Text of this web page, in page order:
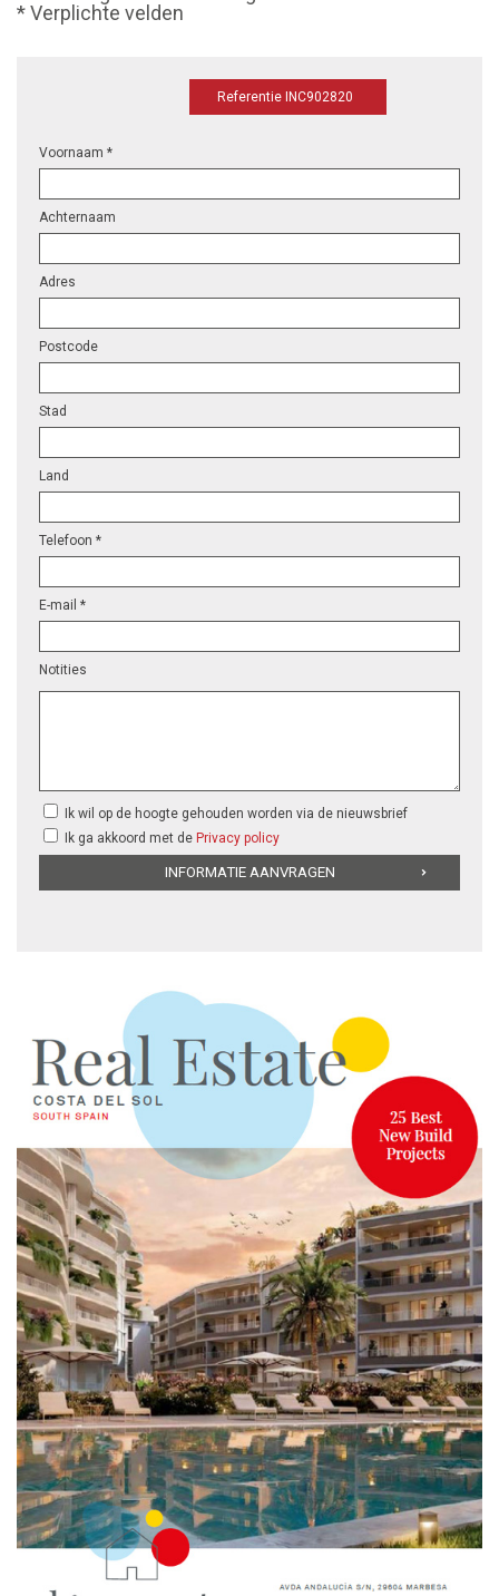
* Verplichte velden
Referentie INC902820
Voornaam *
Achternaam
Adres
Postcode
Stad
Land
Telefoon *
E-mail *
Notities
Ik wil op de hoogte gehouden worden via de nieuwsbrief
Ik ga akkoord met de Privacy policy